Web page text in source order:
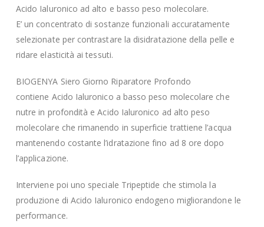
Acido Ialuronico ad alto e basso peso molecolare.
E’ un concentrato di sostanze funzionali accuratamente
selezionate per contrastare la disidratazione della pelle e
ridare elasticità ai tessuti.
BIOGENYA Siero Giorno Riparatore Profondo
contiene Acido Ialuronico a basso peso molecolare che
nutre in profondità e Acido Ialuronico ad alto peso
molecolare che rimanendo in superficie trattiene l’acqua
mantenendo costante l’idratazione fino ad 8 ore dopo
l’applicazione.
Interviene poi uno speciale Tripeptide che stimola la
produzione di Acido Ialuronico endogeno migliorandone le
performance.